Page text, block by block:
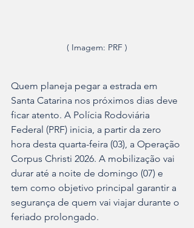
( Imagem: PRF )
Quem planeja pegar a estrada em
Santa Catarina nos próximos dias deve
ficar atento. A Polícia Rodoviária
Federal (PRF) inicia, a partir da zero
hora desta quarta-feira (03), a Operação
Corpus Christi 2026. A mobilização vai
durar até a noite de domingo (07) e
tem como objetivo principal garantir a
segurança de quem vai viajar durante o
feriado prolongado.